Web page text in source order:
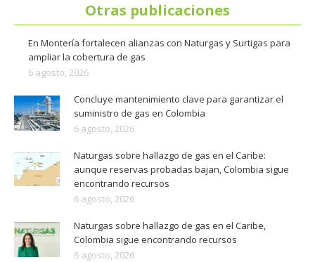
Otras publicaciones
En Montería fortalecen alianzas con Naturgas y Surtigas para
ampliar la cobertura de gas
6 agosto, 2026
Concluye mantenimiento clave para garantizar el
suministro de gas en Colombia
6 agosto, 2026
Naturgas sobre hallazgo de gas en el Caribe:
aunque reservas probadas bajan, Colombia sigue
encontrando recursos
6 agosto, 2026
Naturgas sobre hallazgo de gas en el Caribe,
Colombia sigue encontrando recursos
6 agosto, 2026